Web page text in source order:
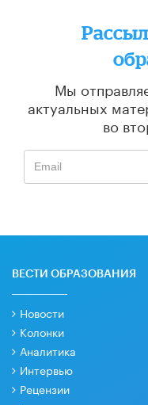
Мы
актуальных
во
ВЕСТИ ОБРАЗОВАНИЯ
Новости
Колонки
Аналитика
Интервью
Рецензии